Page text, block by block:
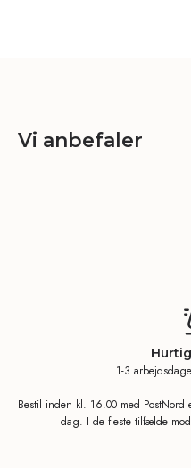
Vi anbefaler
1-3
Bestil inden kl. 16.00 med PostNord
dag. I de fleste tilfælde